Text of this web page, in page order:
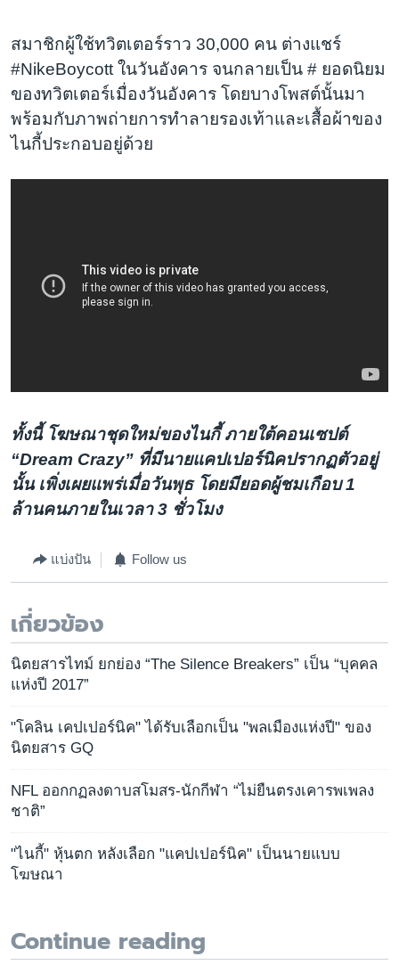
สมาชิกผู้ใช้ทวิตเตอร์ราว 30,000 คน ต่างแชร์
#NikeBoycott ในวันอังคาร จนกลายเป็น # ยอดนิยม
ของทวิตเตอร์เมื่องวันอังคาร โดยบางโพสต์นั้นมา
พร้อมกับภาพถ่ายการทำลายรองเท้าและเสื้อผ้าของ
ไนกี้ประกอบอยู่ด้วย
ทั้งนี้ โฆษณาชุดใหม่ของไนกี้ ภายใต้คอนเซปต์
“Dream Crazy” ที่มีนายแคปเปอร์นิคปรากฏตัวอยู่
นั้น เพิ่งเผยแพร่เมื่อวันพุธ โดยมียอดผู้ชมเกือบ 1
ล้านคนภายในเวลา 3 ชั่วโมง
แบ่งปัน Follow us
เกี่ยวข้อง
นิตยสารไทม์ ยกย่อง “The Silence Breakers” เป็น “บุคคล
แห่งปี 2017”
"โคลิน เคปเปอร์นิค" ได้รับเลือกเป็น "พลเมืองแห่งปี" ของ
นิตยสาร GQ
NFL ออกกฏลงดาบสโมสร-นักกีฬา “ไม่ยืนตรงเคารพเพลง
ชาติ”
"ไนกี้" หุ้นตก หลังเลือก "แคปเปอร์นิค" เป็นนายแบบ
โฆษณา
Continue reading